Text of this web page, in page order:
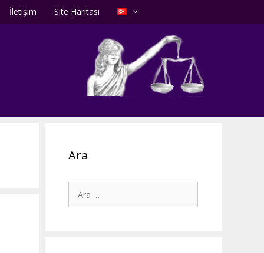
İletişim Site Haritası
Ara
için
ara